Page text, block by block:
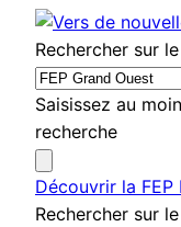
Aller
au
contenu
Rechercher sur
Saisissez au
recherche
Découvrir la FEP
Rechercher sur